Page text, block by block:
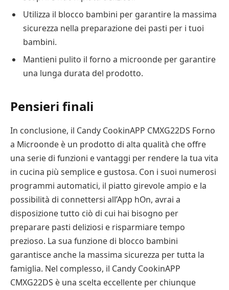
Utilizza il blocco bambini per garantire la massima
sicurezza nella preparazione dei pasti per i tuoi
bambini.
Mantieni pulito il forno a microonde per garantire
una lunga durata del prodotto.
Pensieri finali
In conclusione, il Candy CookinAPP CMXG22DS Forno
a Microonde è un prodotto di alta qualità che offre
una serie di funzioni e vantaggi per rendere la tua vita
in cucina più semplice e gustosa. Con i suoi numerosi
programmi automatici, il piatto girevole ampio e la
possibilità di connettersi all’App hOn, avrai a
disposizione tutto ciò di cui hai bisogno per
preparare pasti deliziosi e risparmiare tempo
prezioso. La sua funzione di blocco bambini
garantisce anche la massima sicurezza per tutta la
famiglia. Nel complesso, il Candy CookinAPP
CMXG22DS è una scelta eccellente per chiunque